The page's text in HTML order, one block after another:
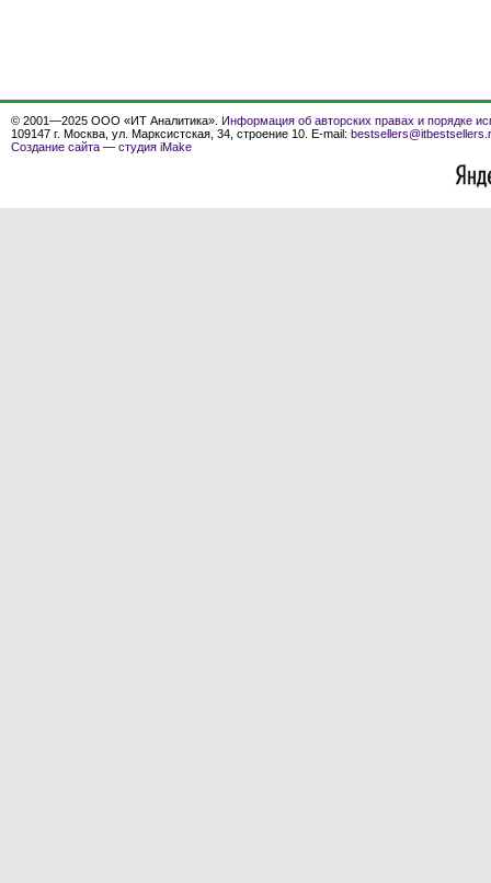
© 2001—2025 ООО «ИТ Аналитика». Информация об авторских правах и порядке
109147 г. Москва, ул. Марксистская, 34, строение 10. E-mail:
Создание сайта — студия iMake